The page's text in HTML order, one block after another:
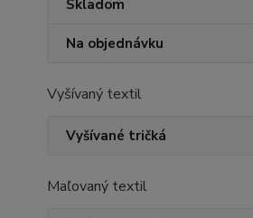
Skladom
Na objednávku
Vyšívaný textil
Vyšívané tričká
Maľovaný textil